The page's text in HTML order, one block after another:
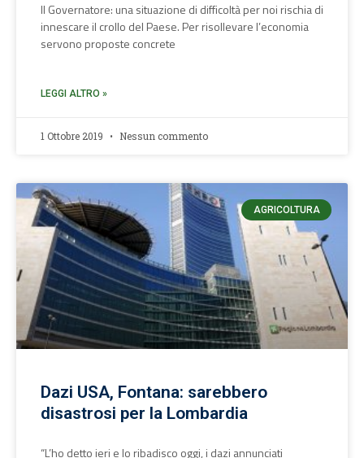
Il Governatore: una situazione di difficoltà per noi rischia di
innescare il crollo del Paese. Per risollevare l’economia
servono proposte concrete
LEGGI ALTRO »
1 Ottobre 2019 Nessun commento
AGRICOLTURA
Dazi USA, Fontana: sarebbero
disastrosi per la Lombardia
“L’ho detto ieri e lo ribadisco oggi, i dazi annunciati